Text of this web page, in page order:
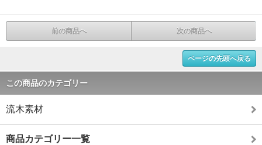
前の商品へ 次の商品へ
ページの先頭へ戻る
この商品のカテゴリー
流木素材
商品カテゴリー一覧